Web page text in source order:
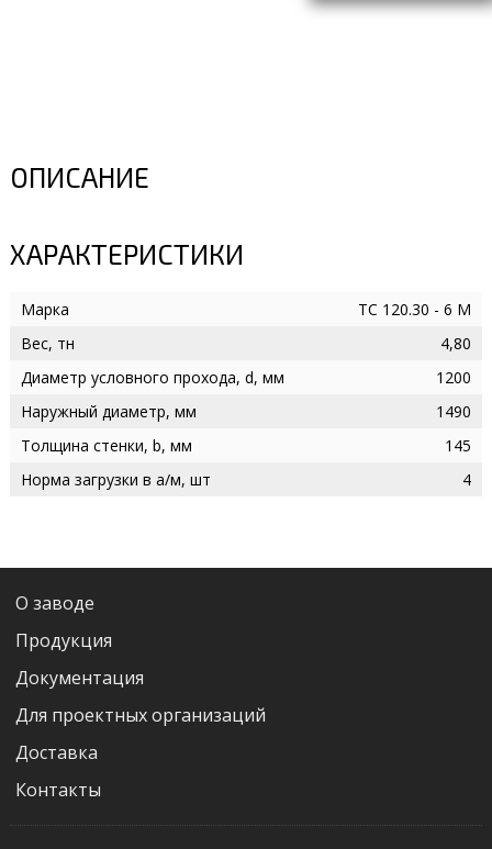
ОПИСАНИЕ
ХАРАКТЕРИСТИКИ
Марка
ТС 120.30 - 6 M
Вес, тн
4,80
Диаметр условного прохода, d, мм
1200
Наружный диаметр, мм
1490
Толщина стенки, b, мм
145
Норма загрузки в а/м, шт
4
О заводе
Продукция
Документация
Для проектных организаций
Доставка
Контакты